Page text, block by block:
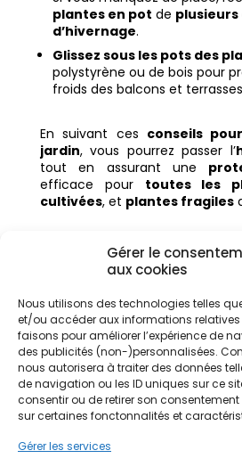
Gérer le
aux cookies
Nous utilisons des technologies telles
et/ou accéder aux informations relatives
faisons pour améliorer l’expérience de
des publicités (non-)personnalisées.
nous autorisera à traiter des données
de navigation ou les ID uniques sur ce
consentir ou de retirer son
sur certaines fonctonnalités et
Gérer les services
plantes en pot de plusieurs
d’hivernage.
Glissez sous les pots des
polystyrène ou de bois pour
froids des balcons et
En suivant ces conseils
jardin, vous pourrez passer l’
tout en assurant une
efficace pour toutes les
cultivées, et plantes fragiles
Articles récents
Réinventer son logement : les
tendances pour améliorer son
2026
Isolation garage en 2026 :
Nettoyage toiture : quand,